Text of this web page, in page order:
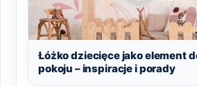
Łóżko dziecięce jako element
pokoju – inspiracje i porady